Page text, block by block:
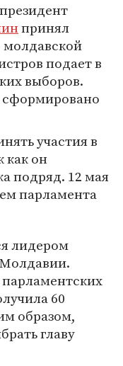
принял
молдавской
подает в
выборов.
сформировано
участия в
как он
подряд. 12 мая
парламента
лидером
60
образом,
главу